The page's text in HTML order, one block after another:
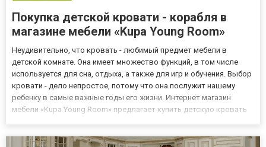
Покупка детской кровати - корабля в
магазине мебели «Kupa Young Room»
Неудивительно, что кровать - любимый предмет мебели в
детской комнате. Она имеет множество функций, в том числе
используется для сна, отдыха, а также для игр и обучения. Выбор
кровати - дело непростое, потому что она послужит нашему
ребенку в самые важные годы его жизни. Интернет магазин
мебели «Kupa Young Room» предлагает купить детскую кровать
место...